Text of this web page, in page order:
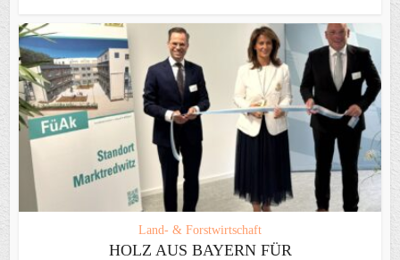
Land- & Forstwirtschaft
HOLZ AUS BAYERN FÜR